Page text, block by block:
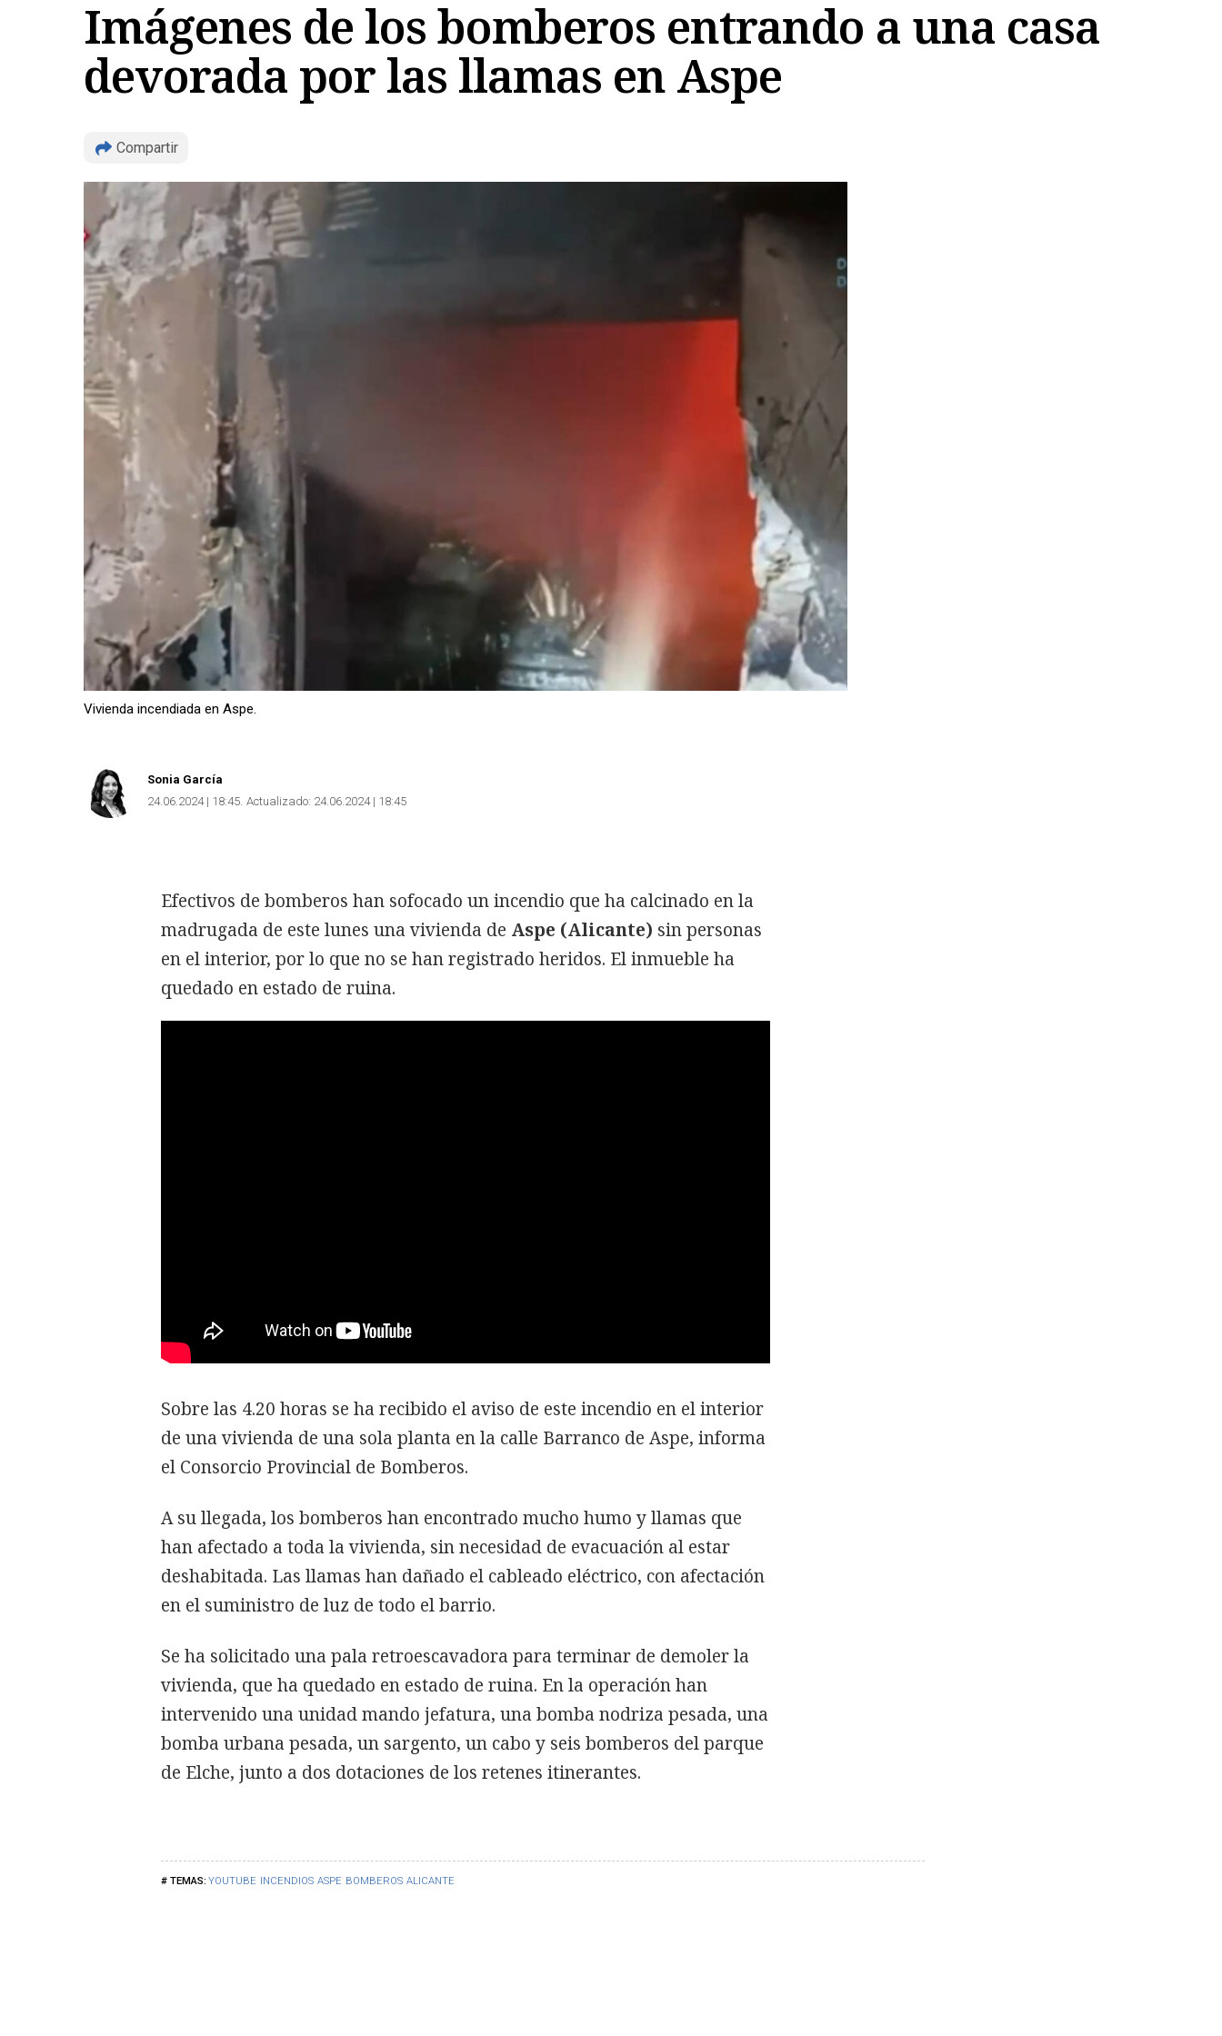
Imágenes de los bomberos entrando a una casa
devorada por las llamas en Aspe
Compartir
Vivienda incendiada en Aspe.
Sonia García
24.06.2024 | 18:45 Actualizado: 24.06.2024 | 18:45
YOUTUBE INCENDIOS ASPE BOMBEROS ALICANTE
Efectivos de bomberos han sofocado un incendio que ha calcinado en la
madrugada de este lunes una vivienda de Aspe (Alicante) sin personas
en el interior, por lo que no se han registrado heridos. El inmueble ha
quedado en estado de ruina.
Sobre las 4.20 horas se ha recibido el aviso de este incendio en el interior
de una vivienda de una sola planta en la calle Barranco de Aspe, informa
el Consorcio Provincial de Bomberos.
A su llegada, los bomberos han encontrado mucho humo y llamas que
han afectado a toda la vivienda, sin necesidad de evacuación al estar
deshabitada. Las llamas han dañado el cableado eléctrico, con afectación
en el suministro de luz de todo el barrio.
Se ha solicitado una pala retroescavadora para terminar de demoler la
vivienda, que ha quedado en estado de ruina. En la operación han
intervenido una unidad mando jefatura, una bomba nodriza pesada, una
bomba urbana pesada, un sargento, un cabo y seis bomberos del parque
de Elche, junto a dos dotaciones de los retenes itinerantes.